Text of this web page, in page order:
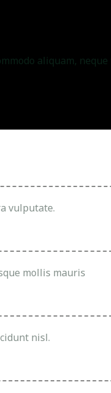
aliquam,
vulputate.
mollis mauris
nisl.